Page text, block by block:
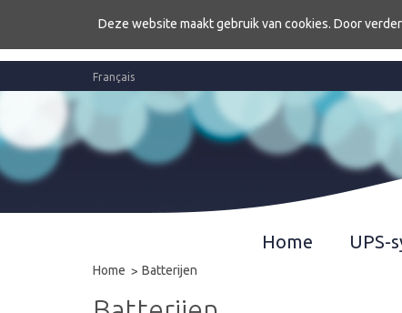
Deze website maakt gebruik van cookies. Door
Français
Home UPS-
Home Batterijen